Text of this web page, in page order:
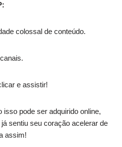
colossal de conteúdo.
e assistir!
isso pode ser adquirido online,
sentiu seu coração acelerar de
assim!